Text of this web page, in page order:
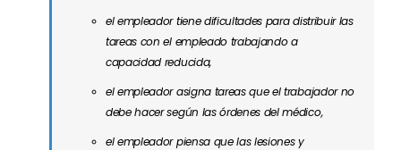
el empleador tiene dificultades para distribuir las
tareas con el empleado trabajando a
capacidad reducida,
el empleador asigna tareas que el trabajador no
debe hacer según las órdenes del médico,
el empleador piensa que las lesiones y